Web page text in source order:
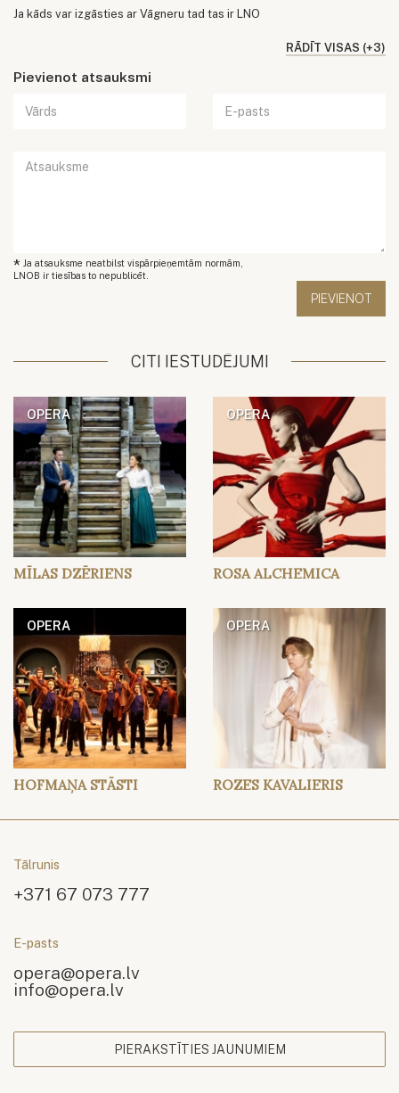
Ja kāds var izgāsties ar Vāgneru tad tas ir LNO
RĀDĪT VISAS (+3)
Pievienot atsauksmi
* Ja atsauksme neatbilst vispārpieņemtām normām,
LNOB ir tiesības to nepublicēt.
CITI IESTUDĒJUMI
OPERA
MĪLAS DZĒRIENS
OPERA
ROSA ALCHEMICA
OPERA
HOFMAŅA STĀSTI
OPERA
ROZES KAVALIERIS
Tālrunis
+371 67 073 777
E-pasts
opera@opera.lv
info@opera.lv
PIERAKSTĪTIES JAUNUMIEM